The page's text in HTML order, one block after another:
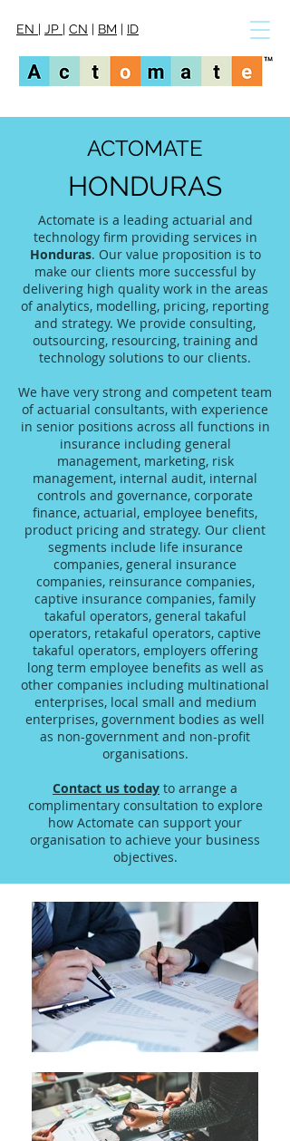
EN | JP | CN | BM | ID
ACTOMATE
HONDURAS
Actomate is a leading actuarial and
technology firm providing services in
Honduras. Our value proposition is to
make our clients more successful by
delivering high quality work in the areas
of analytics, modelling, pricing, reporting
and strategy. We provide consulting,
outsourcing, resourcing, training and
technology solutions to our clients.
We have very strong and competent team
of actuarial consultants, with experience
in senior positions across all functions in
insurance including general
management, marketing, risk
management, internal audit, internal
controls and governance, corporate
finance, actuarial, employee benefits,
product pricing and strategy. Our client
segments include life insurance
companies, general insurance
companies, reinsurance companies,
captive insurance companies, family
takaful operators, general takaful
operators, retakaful operators, captive
takaful operators, employers offering
long term employee benefits as well as
other companies including multinational
enterprises, local small and medium
enterprises, government bodies as well
as non-government and non-profit
organisations.
Contact us today to arrange a
complimentary consultation to explore
how Actomate can support your
organisation to achieve your business
objectives.